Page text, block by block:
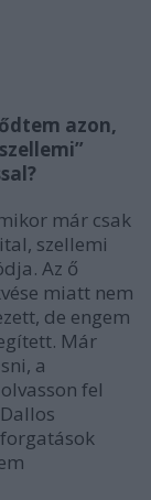
azon,
már csak
szellemi
Az ő
miatt nem
de engem
Már
a
fel